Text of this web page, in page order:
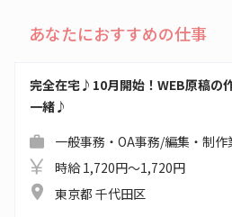
あなたにおすすめの仕事
完全在宅♪10月開始！WEB原稿の
一緒♪
一般事務・OA事務/編集・制作
時給 1,720円～1,720円
東京都 千代田区